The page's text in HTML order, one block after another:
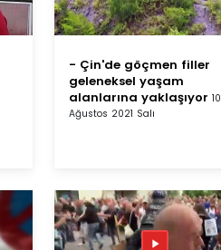
- Çin'de göçmen filler
geleneksel yaşam
alanlarına yaklaşıyor 10
Ağustos 2021 Salı